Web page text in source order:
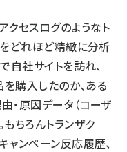
クセスログのようなト
をどれほど精緻に分析
自社サイトを訪れ、
を購入したのか、ある
・原因データ（コーザ
ちろんトランザク
ャンペーン反応履歴、